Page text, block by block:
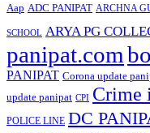
Aap ADC PANIPAT ARCHNA
SCHOOL ARYA PG
panipat.com
PANIPAT Corona update
update panipat CPI Crime
POLICE LINE DC